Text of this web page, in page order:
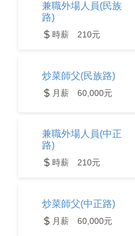
兼職外場人員(民族
路)
時薪 210元
炒菜師父(民族路)
月薪 60,000元
兼職外場人員(中正
路)
時薪 210元
炒菜師父(中正路)
月薪 60,000元